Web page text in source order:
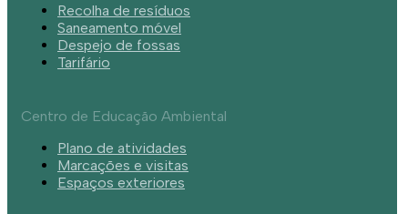
Recolha de resíduos
Saneamento móvel
Despejo de fossas
Tarifário
Centro de Educação Ambiental
Plano de atividades
Marcações e visitas
Espaços exteriores